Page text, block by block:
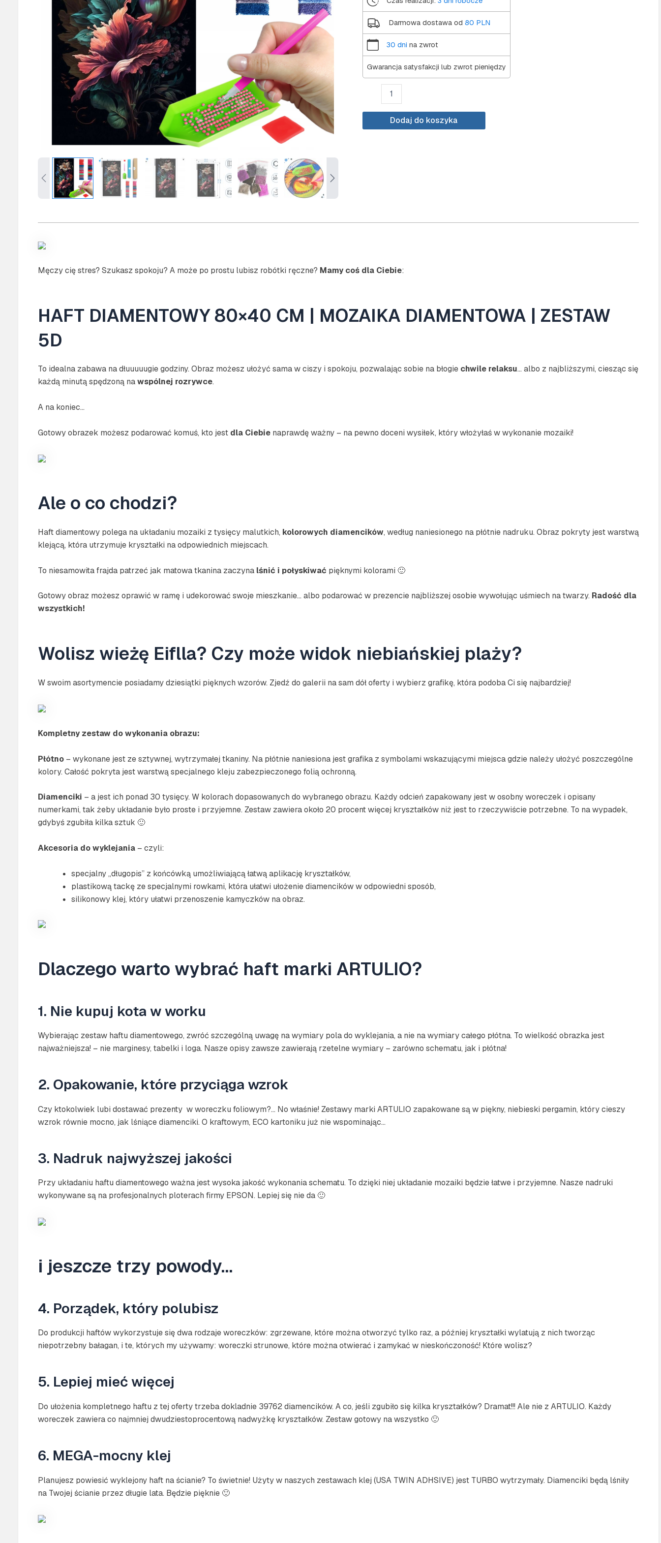
Darmowa dostawa od 80 PLN
30 dni na zwrot
Gwarancja satysfakcji lub zwrot pieniędzy
ARTULIO
-
mozaika
+
Dodaj do koszyka
Męczy cię stres? Szukasz spokoju? A może po prostu lubisz robótki ręczne? Mamy coś dla Ciebie:
HAFT DIAMENTOWY 80×40 CM | MOZAIKA DIAMENTOWA | ZESTAW
5D
To idealna zabawa na dłuuuuugie godziny. Obraz możesz ułożyć sama w ciszy i spokoju, pozwalając sobie na błogie chwile relaksu… albo z najbliższymi, ciesząc się
każdą minutą spędzoną nawspólnej rozrywce.
A na koniec…
Gotowy obrazek możesz podarować komuś, kto jest dla Ciebie naprawdę ważny – na pewno doceni wysiłek, który włożyłaś w wykonanie mozaiki!
Ale o co chodzi?
Haft diamentowy polega na układaniu mozaiki z tysięcy malutkich, kolorowych diamencików, według naniesionego na płótnie nadruku. Obraz pokryty jest warstwą
klejącą, która utrzymuje kryształki na odpowiednich miejscach.
To niesamowita frajda patrzeć jak matowa tkanina zaczyna lśnić i połyskiwać pięknymi kolorami 🙂
Gotowy obraz możesz oprawić w ramę i udekorować swoje mieszkanie… albo podarować w prezencie najbliższej osobie wywołując uśmiech na twarzy. Radość dla
wszystkich!
Wolisz wieżę Eiflla? Czy może widok niebiańskiej plaży?
W swoim asortymencie posiadamy dziesiątki pięknych wzorów. Zjedź do galerii na sam dół oferty i wybierz grafikę, która podoba Ci się najbardziej!
Kompletny zestaw do wykonania obrazu:
Płótno – wykonane jest ze sztywnej, wytrzymałej tkaniny. Na płótnie naniesiona jest grafika z symbolami wskazującymi miejsca gdzie należy ułożyć poszczególne
kolory. Całość pokryta jest warstwą specjalnego kleju zabezpieczonego folią ochronną.
Diamenciki – a jest ich ponad 30 tysięcy. W kolorach dopasowanych do wybranego obrazu. Każdy odcień zapakowany jest w osobny woreczek i opisany
numerkami, tak żeby układanie było proste i przyjemne. Zestaw zawiera około 20 procent więcej kryształków niż jest to rzeczywiście potrzebne. To na wypadek,
gdybyś zgubiła kilka sztuk 🙂
Akcesoria do wyklejania – czyli:
specjalny „długopis” z końcówką umożliwiającą łatwą aplikację kryształków,
plastikową tackę ze specjalnymi rowkami, która ułatwi ułożenie diamencików w odpowiedni sposób,
silikonowy klej, który ułatwi przenoszenie kamyczków na obraz.
Dlaczego warto wybrać haft marki ARTULIO?
1. Nie kupuj kota w worku
Wybierając zestaw haftu diamentowego, zwróć szczególną uwagę na wymiary pola do wyklejania, a nie na wymiary całego płótna. To wielkość obrazka jest
najważniejsza! – nie marginesy, tabelki i loga. Nasze opisy zawsze zawierają rzetelne wymiary – zarówno schematu, jak i płótna!
2. Opakowanie, które przyciąga wzrok
Czy ktokolwiek lubi dostawać prezenty w woreczku foliowym?… No właśnie! Zestawy marki ARTULIO zapakowane są w piękny, niebieski pergamin, który cieszy
wzrok równie mocno, jak lśniące diamenciki. O kraftowym, ECO kartoniku już nie wspominając…
3. Nadruk najwyższej jakości
Przy układaniu haftu diamentowego ważna jest wysoka jakość wykonania schematu. To dzięki niej układanie mozaiki będzie łatwe i przyjemne. Nasze nadruki
wykonywane są na profesjonalnych ploterach firmy EPSON. Lepiej się nie da 🙂
i jeszcze trzy powody…
4. Porządek, który polubisz
Do produkcji haftów wykorzystuje się dwa rodzaje woreczków: zgrzewane, które można otworzyć tylko raz, a później kryształki wylatują z nich tworząc
niepotrzebny bałagan, i te, których my używamy: woreczki strunowe, które można otwierać i zamykać w nieskończoność! Które wolisz?
5. Lepiej mieć więcej
Do ułożenia kompletnego haftu z tej oferty trzeba dokladnie 39762 diamencików. A co, jeśli zgubiło się kilka kryształków? Dramat!!! Ale nie z ARTULIO. Każdy
woreczek zawiera co najmniej dwudziestoprocentową nadwyżkę kryształków. Zestaw gotowy na wszystko 🙂
6. MEGA-mocny klej
Planujesz powiesić wyklejony haft na ścianie? To świetnie! Użyty w naszych zestawach klej (USA TWIN ADHSIVE) jest TURBO wytrzymały. Diamenciki będą lśniły
na Twojej ścianie przez długie lata. Będzie pięknie 🙂